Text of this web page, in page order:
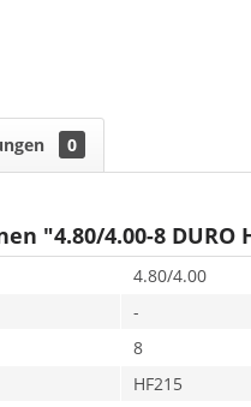
0
"4.80/4.00-8 DURO
4.80/4.00
-
8
HF215